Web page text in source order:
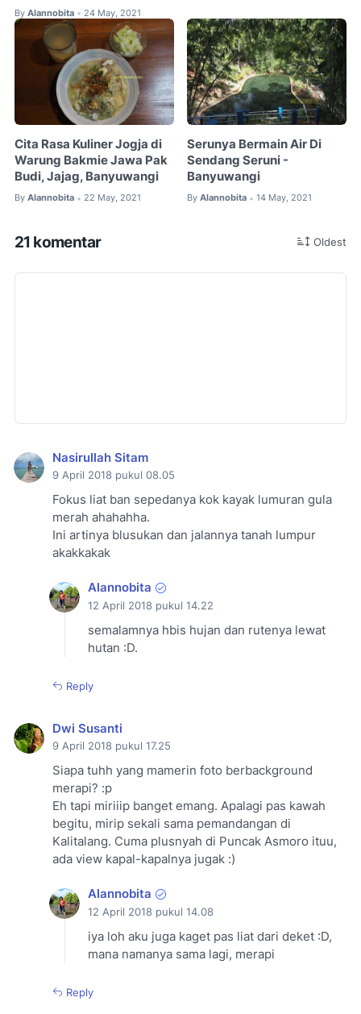
By Alannobita • 24 May, 2021
Cita Rasa Kuliner Jogja di
Warung Bakmie Jawa Pak
Budi, Jajag, Banyuwangi
By Alannobita • 22 May, 2021
Serunya Bermain Air Di
Sendang Seruni -
Banyuwangi
By Alannobita • 14 May, 2021
21 komentar Oldest
Nasirullah Sitam
9 April 2018 pukul 08.05
Fokus liat ban sepedanya kok kayak lumuran gula
merah ahahahha.
Ini artinya blusukan dan jalannya tanah lumpur
akakkakak
Alannobita
12 April 2018 pukul 14.22
semalamnya hbis hujan dan rutenya lewat
hutan :D.
Reply
Dwi Susanti
9 April 2018 pukul 17.25
Siapa tuhh yang mamerin foto berbackground
merapi? :p
Eh tapi miriiip banget emang. Apalagi pas kawah
begitu, mirip sekali sama pemandangan di
Kalitalang. Cuma plusnyah di Puncak Asmoro ituu,
ada view kapal-kapalnya jugak :)
Alannobita
12 April 2018 pukul 14.08
iya loh aku juga kaget pas liat dari deket :D,
mana namanya sama lagi, merapi
Reply